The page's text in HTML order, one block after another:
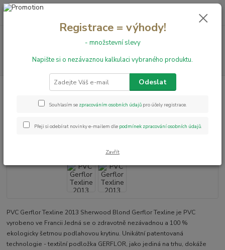
Hledat
+420 731 199 591 0,00 Kč
PVC podlahy Texline PVC Gerflor Texline 2013 Sherwood Blond
PVC Gerflor Texline 2013
Sherwood Blond
PVC Gerflor Texline 2013 Sherwood Blond Gerflor Texline je PVC
vyrobeno ve Francii Jedná se o zdravotně nezávadnou a 100 %
ekologicky šetrnou podlahovou krytinu. Unikátní patentovaná
technologie - textilní podložka GERFLOR, jako jediná na trhu, dokáže
Registrace = výhody!
- množstevní slevy
Napište si o nezávaznou kalkulaci vybraného produktu.
Odeslat
Souhlasím se zpracováním osobních údajů pro účely registrace.
Přeji si odebírat novinky e-mailem dle podmínek zpracování osobních údajů.
Zavřít